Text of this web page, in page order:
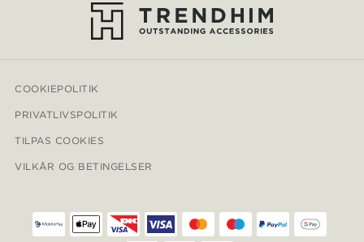
COOKIEPOLITIK
PRIVATLIVSPOLITIK
TILPAS COOKIES
VILKÅR OG BETINGELSER